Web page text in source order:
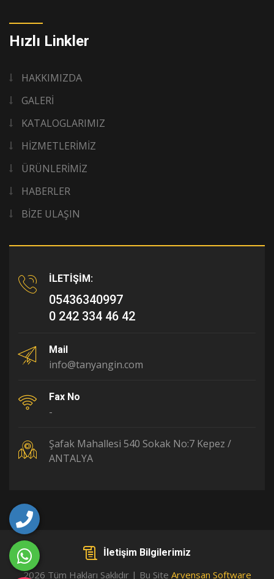
Hızlı Linkler
HAKKIMIZDA
GALERİ
KATALOGLARIMIZ
HİZMETLERİMİZ
ÜRÜNLERİMİZ
HABERLER
BİZE ULAŞIN
İLETİŞİM:
05436340997
0 242 334 46 42
Mail
info@tanyangin.com
Fax No
-
Şafak Mahallesi 540 Sokak No:7 Kepez /
ANTALYA
İletişim Bilgilerimiz
2026 Tüm Hakları Saklıdır | Bu Site Arvensan Software